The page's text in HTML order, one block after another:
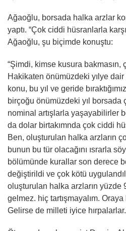
Ağaoğlu, borsada halka arzlar
yaptı. “Çok ciddi hüsranlarla
Ağaoğlu, şu biçimde konuştu:
“Şimdi, kimse kusura bakmasın,
Hakikaten önümüzdeki yılye
konu, bu yıl ve geride
birçoğu önümüzdeki yıl borsada
nominal artışlarla yaşayabilirler
da dolar birtakımnda çok ciddi
Ben, oluşturulan halka arzların
bunun bu tür olacağını ısrarla
bölümünde kurallar son derece
değiştirildi ve çok kötü
oluşturulan halka arzların yüzde
gelmez. hiç tartışmayalım.
Gelirse de milleti iyice